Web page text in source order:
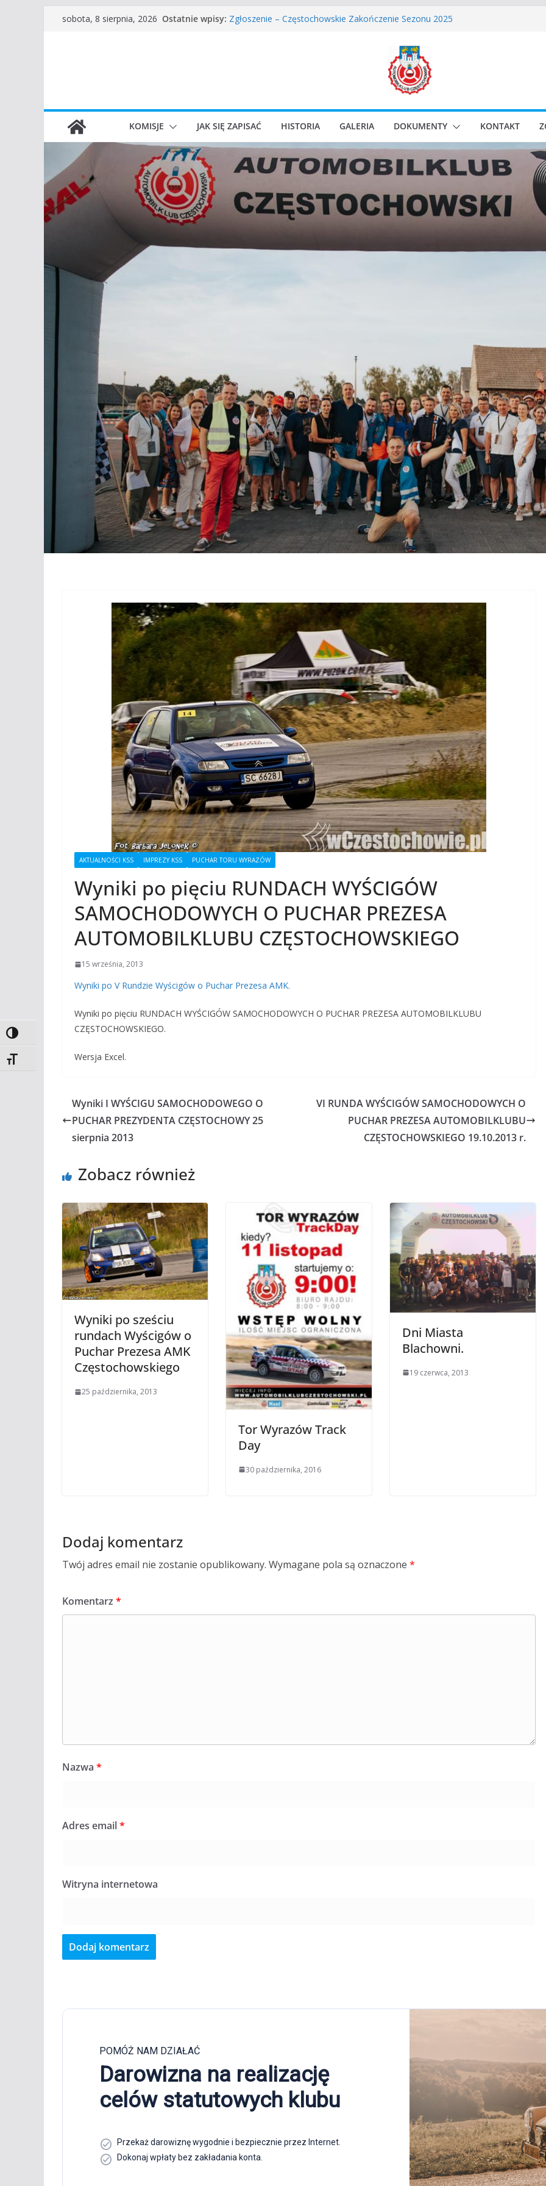
Toggle High Contrast
Toggle Font size
Przejdźsobota, 8 sierpnia, 2026 Ostatnie wpisy: Częstochowskie Rozpoczęcie Sezonu 2026
Zgłoszenie – Częstochowskie Zakończenie Sezonu 2025
I Gliwicki Classic Sprint o Puchar Prezydenta Miasta Gliwice
KOMISJE JAK SIĘ ZAPISAĆ HISTORIA GALERIA DOKUMENTY KONTAKT
AKTUALNOŚCI KSS IMPREZY KSS PUCHAR TORU WYRAZÓW
Wyniki po pięciu RUNDACH WYŚCIGÓW
SAMOCHODOWYCH O PUCHAR PREZESA
AUTOMOBILKLUBU CZĘSTOCHOWSKIEGO
15 września, 2013
Wyniki po V Rundzie Wyścigów o Puchar Prezesa AMK.
Wyniki po pięciu RUNDACH WYŚCIGÓW SAMOCHODOWYCH O PUCHAR PREZESA AUTOMOBILKLUBU
CZĘSTOCHOWSKIEGO.
Wersja Excel.
Wyniki I WYŚCIGU SAMOCHODOWEGO O
PUCHAR PREZYDENTA CZĘSTOCHOWY 25
sierpnia 2013
VI RUNDA WYŚCIGÓW SAMOCHODOWYCH O
PUCHAR PREZESA AUTOMOBILKLUBU
CZĘSTOCHOWSKIEGO 19.10.2013 r.
Zobacz również
Wyniki po sześciu
rundach Wyścigów o
Puchar Prezesa AMK
Częstochowskiego
25 października, 2013
Tor Wyrazów Track
Day
30 października, 2016
Dni Miasta
Blachowni.
19 czerwca, 2013
Dodaj komentarz
Twój adres email nie zostanie opublikowany. Wymagane pola są oznaczone *
Komentarz *
Nazwa *
Adres email*
Witryna internetowa